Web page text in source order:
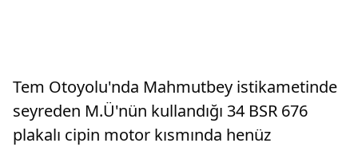
Tem Otoyolu'nda Mahmutbey istikametinde
seyreden M.Ü'nün kullandığı 34 BSR 676
plakalı cipin motor kısmında henüz